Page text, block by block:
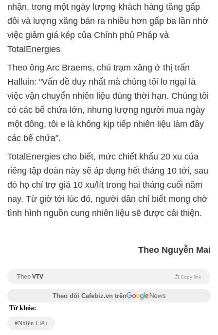
nhận, trong một ngày lượng khách hàng tăng gấp
đôi và lượng xăng bán ra nhiều hơn gấp ba lần nhờ
việc giảm giá kép của Chính phủ Pháp và
TotalEnergies
Theo ông Arc Braems, chủ trạm xăng ở thị trấn
Halluin: "Vấn đề duy nhất mà chúng tôi lo ngại là
việc vận chuyển nhiên liệu đúng thời hạn. Chúng tôi
có các bể chứa lớn, nhưng lượng người mua ngày
một đông, tôi e là không kịp tiếp nhiên liệu làm đầy
các bể chứa".
TotalEnergies cho biết, mức chiết khấu 20 xu của
riêng tập đoàn này sẽ áp dụng hết tháng 10 tới, sau
đó họ chỉ trợ giá 10 xu/lít trong hai tháng cuối năm
nay. Từ giờ tới lúc đó, người dân chỉ biết mong chờ
tình hình nguồn cung nhiên liệu sẽ được cải thiện.
Theo Nguyễn Mai
Theo VTV Copy link
Theo dõi Cafebiz.vn trên
Từ khóa:
Nhiên Liệu